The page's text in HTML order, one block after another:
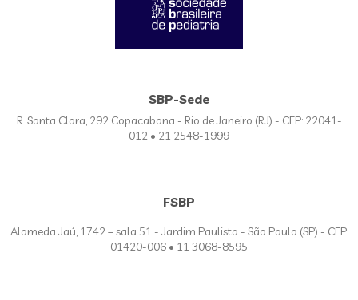
SBP-Sede
R. Santa Clara, 292 Copacabana - Rio de Janeiro (RJ) - CEP: 22041-
012 • 21 2548-1999
FSBP
Alameda Jaú, 1742 – sala 51 - Jardim Paulista - São Paulo (SP) - CEP:
01420-006 • 11 3068-8595